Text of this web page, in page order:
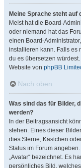
Meine Sprache steht auf
Meist hat die Board-
oder niemand hat das
einen Board-
installieren kann. Falls es
du es übersetzen
Website von phpBB
Nach oben
Was sind das für Bilder,
werden?
In der Beitragsansicht
stehen. Eines dieser
dies Sterne, Kästchen
Status im Forum
„Avatar“ bezeichnet. Es
persönliches Bild,